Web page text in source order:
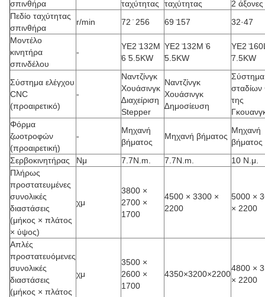
σπινθήρα
ταχύτητας
ταχύτητας
2 άξονες
Πεδίο ταχύτητας
σπινθήρα
r/min 72 ̇ 256 69 ̇157
32·47
Μοντέλο
κινητήρα
σπινδέλου
-
YE2 ̇132M
̇6 ̇5.5KW
YE2 ̇132M ̇6
̇5.5KW
YE2
̇7.5KW
Σύστημα ελέγχου
CNC
(προαιρετικό)
-
Ναντζίνγκ
Χουάσινγκ
∆ιαχείριση
Stepper
Ναντζίνγκ
Χουάσινγκ
∆ημοσίευση
Σύστημα
σταδίων
της
Φόρμα
ζωοτροφών
(προαιρετική)
-
Μηχανή
βήματος
Μηχανή βήματος
Μηχανή
βήματος
Σερβοκινητήρας
Νμ 7.7N.m. 7.7N.m.
10 Ν.μ.
Πλήρως
προστατευμένες
συνολικές
διαστάσεις
(μήκος × πλάτος
× ύψος)
χμ
3800 ×
2700 ×
1700
4500 × 3300 ×
2200
5000 ×
× 2200
Απλές
προστατευόμενες
συνολικές
διαστάσεις
(μήκος × πλάτος
χμ
3500 ×
2600 ×
1700
4350×3200×2200
4800 ×
× 2200